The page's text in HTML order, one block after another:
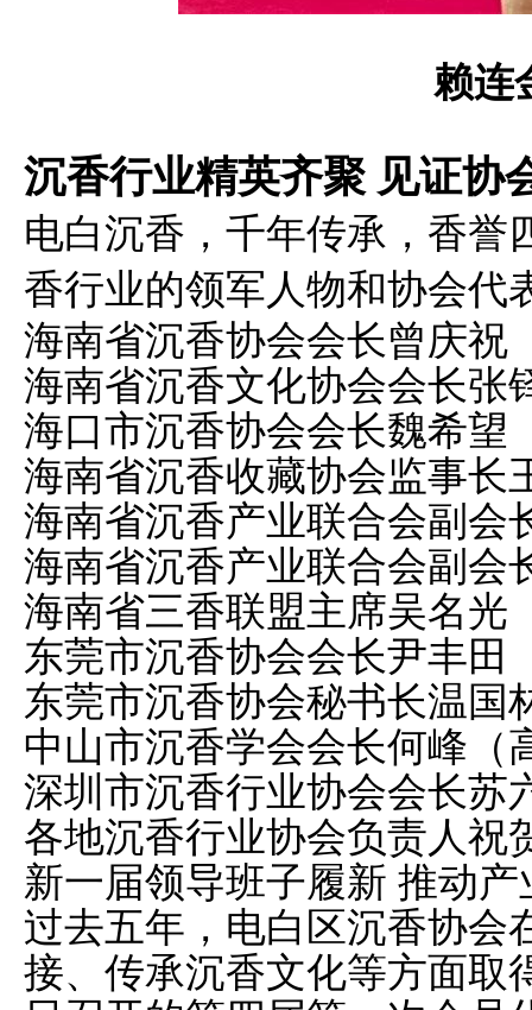
赖连
沉香行业精英齐聚 见证协
电白沉香，千年传承，香誉
香行业的领军人物和协会代
海南省沉香协会会长曾庆祝
海南省沉香文化协会会长张
海口市沉香协会会长魏希望
海南省沉香收藏协会监事长
海南省沉香产业联合会副会
海南省沉香产业联合会副会
海南省三香联盟主席吴名光
东莞市沉香协会会长尹丰田
东莞市沉香协会秘书长温国
中山市沉香学会会长何峰（
深圳市沉香行业协会会长苏
各地沉香行业协会负责人祝
新一届领导班子履新 推动产
过去五年，电白区沉香协会
接、传承沉香文化等方面取